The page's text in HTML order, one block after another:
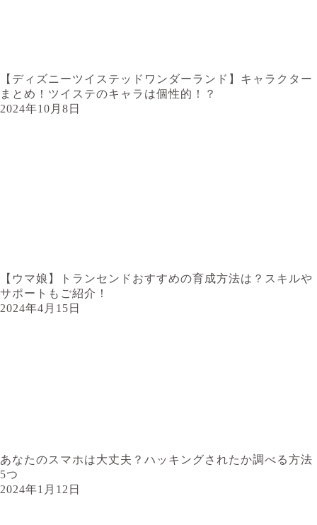
【ディズニーツイステッドワンダーランド】キャラクター
まとめ！ツイステのキャラは個性的！？
2024年10月8日
【ウマ娘】トランセンドおすすめの育成方法は？スキルや
サポートもご紹介！
2024年4月15日
あなたのスマホは大丈夫？ハッキングされたか調べる方法
5つ
2024年1月12日